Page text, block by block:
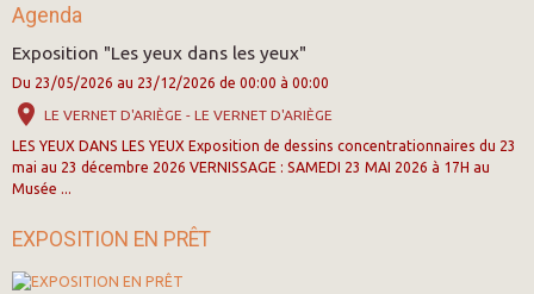
Agenda
Exposition "Les yeux dans les yeux"
Du 23/05/2026 au 23/12/2026 de 00:00 à 00:00
LE VERNET D'ARIÈGE - LE VERNET D'ARIÈGE
LES YEUX DANS LES YEUX Exposition de dessins concentrationnaires du 23
mai au 23 décembre 2026 VERNISSAGE : SAMEDI 23 MAI 2026 à 17H au
Musée ...
EXPOSITION EN PRÊT